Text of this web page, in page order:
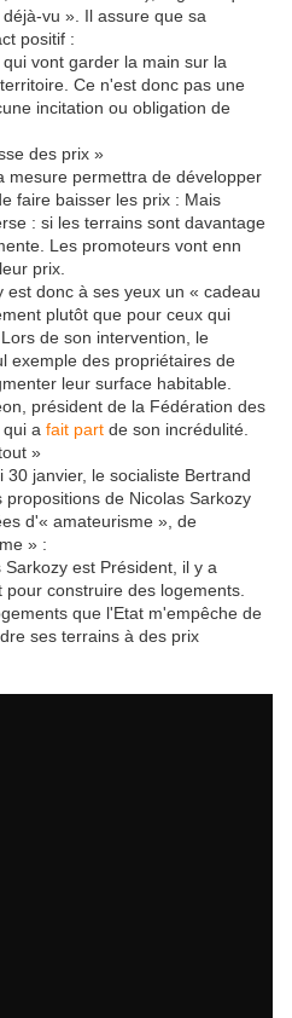
vu ». Il assure que sa
positif :
vont garder la main sur la
Ce n'est donc pas une
incitation ou obligation de
des prix »
mesure permettra de développer
faire baisser les prix : Mais
: si les terrains sont davantage
Les promoteurs vont enn
prix.
est donc à ses yeux un « cadeau
plutôt que pour ceux qui
de son intervention, le
exemple des propriétaires de
leur surface habitable.
président de la Fédération des
a fait part de son incrédulité.
»
janvier, le socialiste Bertrand
de Nicolas Sarkozy
d'« amateurisme », de
» :
est Président, il y a
construire des logements.
que l'Etat m'empêche de
ses terrains à des prix